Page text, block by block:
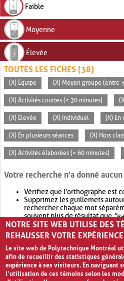
Faible
Moyenne
Élevée
TOUTES LES FICHES (38)
(X) Équipe (X) Moyen groupe (entre
(X) Activités courtes (< 30 minutes)
(X) Élevée (X) Individuel (X) En
(X) En plusieurs séances (X) Hors
(X) Activités élaborées (> 60 minutes)
Votre recherche n'a donné
Vérifiez que l'orthographe est
Supprimez les guillemets
rechercher chaque mot
souvent plus de résultat que
Envisagez d'élargir votre
retournera souvent plus de
NOTRE SITE WEB UTILISE DES
REHAUSSER VOTRE
Le site web de Polytechnique Montréal
afin de recueillir des statistiques
expérience à ses visiteurs. En naviguant
l’utilisation de ces témoins selon les